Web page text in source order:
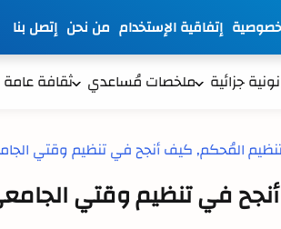
إتفاقية الإستخدام من نحن إتصل بنا
جزائية ملخصات مُساعدي ثقافة عامة
في تنظيم وقتي